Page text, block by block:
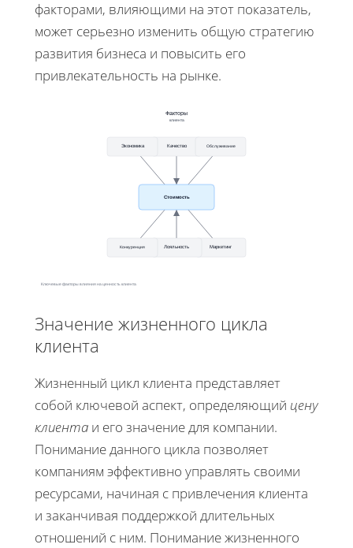
факторами, влияющими на этот показатель,
может серьезно изменить общую стратегию
развития бизнеса и повысить его
привлекательность на рынке.
Факторы
клиента
Качество Обслуживание
Экономика
Маркетинг
Лояльность
Конкуренция
Стоимость
Ключевые факторы влияния на ценность клиента
Значение жизненного цикла
клиента
Жизненный цикл клиента представляет
собой ключевой аспект, определяющий цену
клиента и его значение для компании.
Понимание данного цикла позволяет
компаниям эффективно управлять своими
ресурсами, начиная с привлечения клиента
и заканчивая поддержкой длительных
отношений с ним. Понимание жизненного